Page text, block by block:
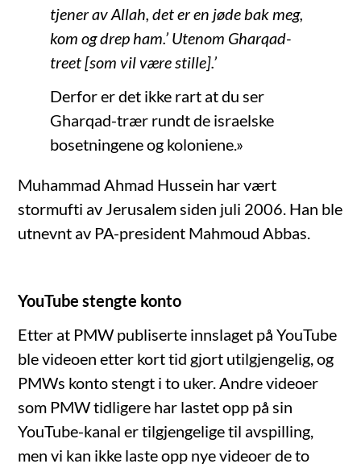
tjener av Allah, det er en jøde bak meg,
kom og drep ham.’ Utenom Gharqad-
treet [som vil være stille].’
Derfor er det ikke rart at du ser
Gharqad-trær rundt de israelske
bosetningene og koloniene.»
Muhammad Ahmad Hussein har vært
stormufti av Jerusalem siden juli 2006. Han ble
utnevnt av PA-president Mahmoud Abbas.
YouTube stengte konto
Etter at PMW publiserte innslaget på YouTube
ble videoen etter kort tid gjort utilgjengelig, og
PMWs konto stengt i to uker. Andre videoer
som PMW tidligere har lastet opp på sin
YouTube-kanal er tilgjengelige til avspilling,
men vi kan ikke laste opp nye videoer de to